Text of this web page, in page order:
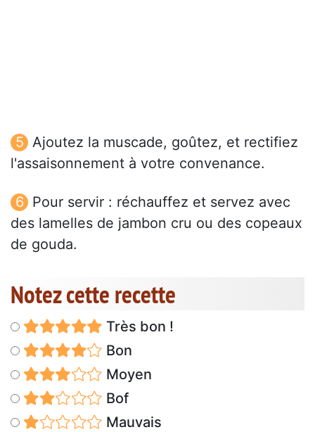
Ajoutez la muscade, goûtez, et rectifiez
l'assaisonnement à votre convenance.
Pour servir : réchauffez et servez avec
des lamelles de jambon cru ou des copeaux
de gouda.
Notez cette recette
Très bon !
Bon
Moyen
Bof
Mauvais